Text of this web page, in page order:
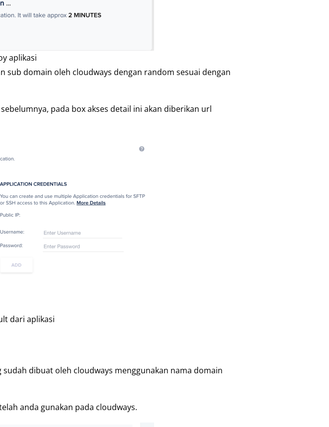
aplikasi
sub domain oleh cloudways dengan random sesuai dengan
pada box akses detail ini akan diberikan url
dari aplikasi
dibuat oleh cloudways menggunakan nama domain
anda gunakan pada cloudways.